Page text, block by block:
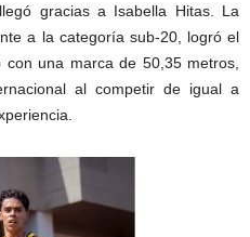
gracias a Isabella Hitas. La
a la categoría sub-20, logró el
una marca de 50,35 metros,
al competir de igual a